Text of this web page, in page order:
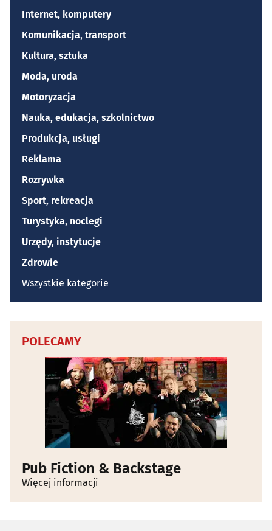
Internet, komputery
Komunikacja, transport
Kultura, sztuka
Moda, uroda
Motoryzacja
Nauka, edukacja, szkolnictwo
Produkcja, usługi
Reklama
Rozrywka
Sport, rekreacja
Turystyka, noclegi
Urzędy, instytucje
Zdrowie
Wszystkie kategorie
POLECAMY
Pub Fiction & Backstage
Więcej informacji